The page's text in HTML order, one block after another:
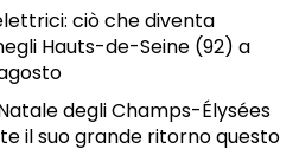
ciò che diventa
Hauts-de-Seine (92) a
degli Champs-Élysées
il suo grande ritorno questo